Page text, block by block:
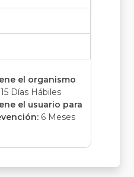
el organismo
15 Días Hábiles
el usuario para
6 Meses